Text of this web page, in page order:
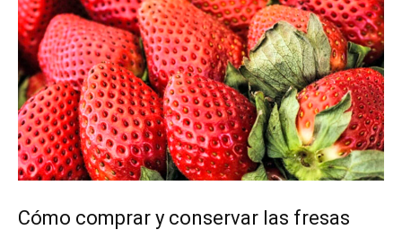
Cómo comprar y conservar las fresas